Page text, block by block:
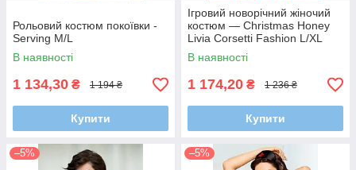
Рольовий костюм покоївки -
Serving M/L
В наявності
1 134,30 ₴ 1 194 ₴
Купити
Ігровий новорічний жіночий
костюм — Christmas Honey
Livia Corsetti Fashion L/XL
В наявності
1 174,20 ₴ 1 236 ₴
Купити
–5% –5%